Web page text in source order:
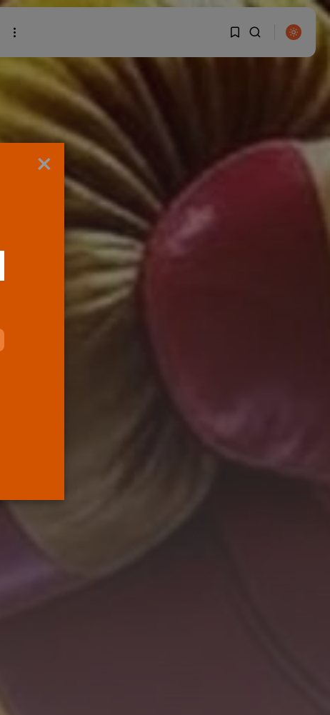
Sorry, you have no
bookmarks yet.
BUSCAR
ENTRADAS RECIENTES
Interinos: Europa
jueces...
×